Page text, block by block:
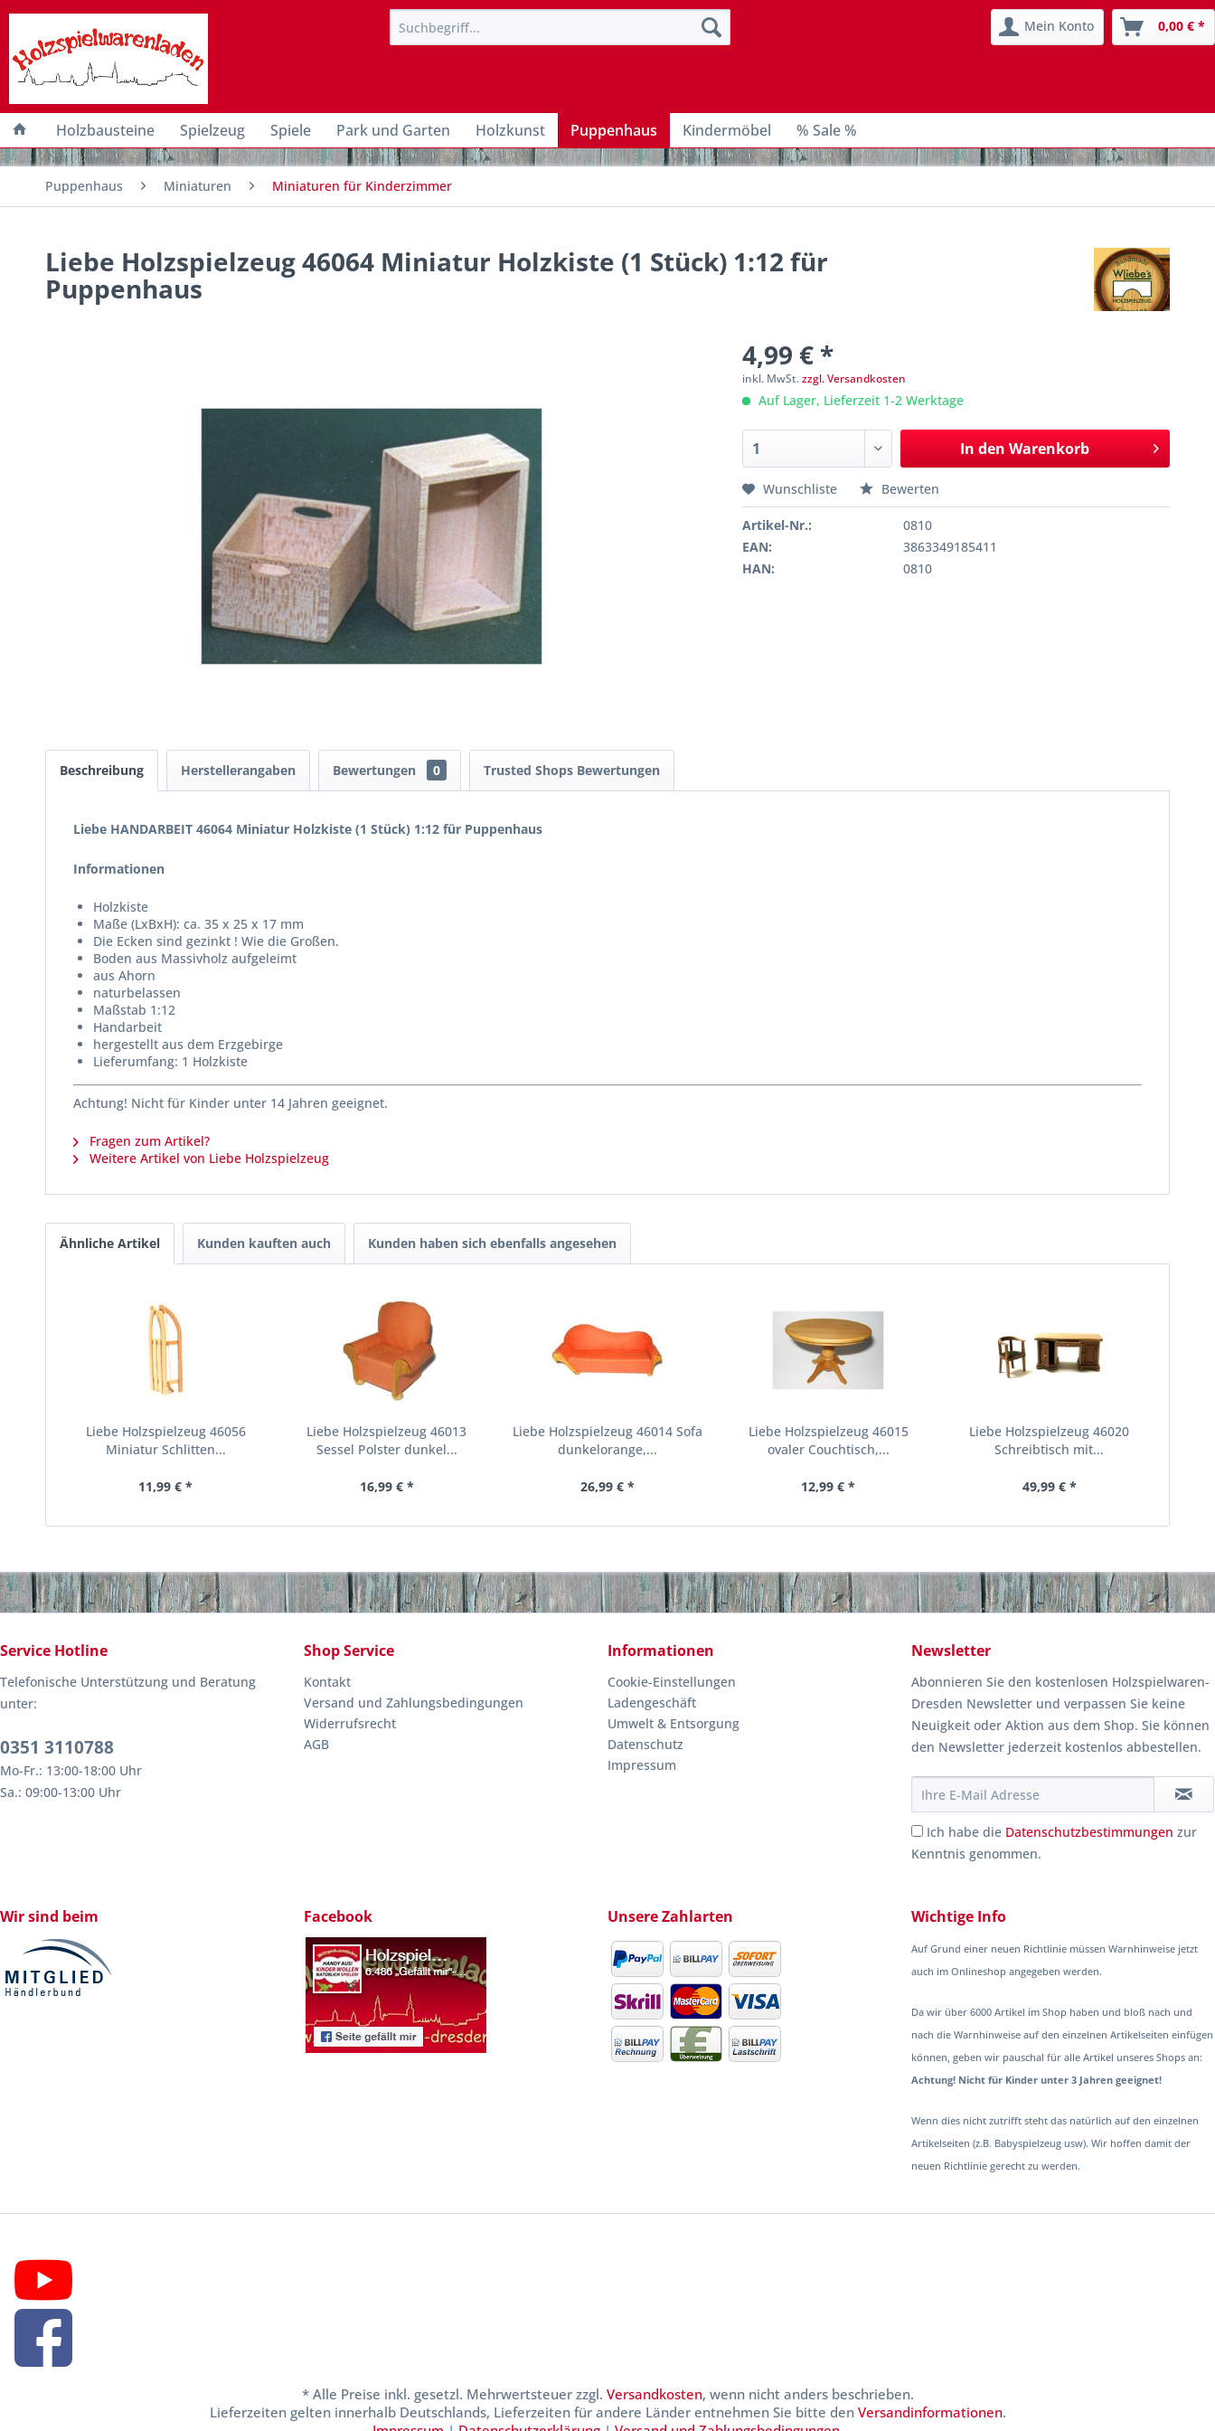
Mein Konto 0,00 € *
Holzbausteine Spielzeug Spiele Park und Garten Holzkunst Puppenhaus Kindermöbel % Sale %
Puppenhaus Miniaturen Miniaturen für Kinderzimmer
Liebe Holzspielzeug 46064 Miniatur Holzkiste (1 Stück) 1:12 für
Puppenhaus
4,99 € *
inkl. MwSt.zzgl. Versandkosten
Auf Lager, Lieferzeit 1-2 Werktage
In den Warenkorb
Wunschliste Bewerten
Artikel-Nr.:
0810
EAN:
3863349185411
HAN:
0810
Beschreibung Herstellerangaben Bewertungen 0 Trusted Shops Bewertungen
Liebe HANDARBEIT 46064 Miniatur Holzkiste (1 Stück) 1:12 für Puppenhaus
Informationen
Holzkiste
Maße (LxBxH): ca. 35 x 25 x 17 mm
Die Ecken sind gezinkt ! Wie die Großen.
Boden aus Massivholz aufgeleimt
aus Ahorn
naturbelassen
Maßstab 1:12
Handarbeit
hergestellt aus dem Erzgebirge
Lieferumfang: 1 Holzkiste
Achtung! Nicht für Kinder unter 14 Jahren geeignet.
Fragen zum Artikel?
Weitere Artikel von Liebe Holzspielzeug
Ähnliche Artikel Kunden kauften auch Kunden haben sich ebenfalls angesehen
Liebe Holzspielzeug 46056
Miniatur Schlitten...
11,99 € *
Liebe Holzspielzeug 46013
Sessel Polster dunkel...
16,99 € *
Liebe Holzspielzeug 46014 Sofa
dunkelorange,...
26,99 € *
Liebe Holzspielzeug 46015
ovaler Couchtisch,...
12,99 € *
Liebe Holzspielzeug 46020
Schreibtisch mit...
49,99 € *
Service Hotline
Telefonische Unterstützung und Beratung
unter:
0351 3110788
Mo-Fr.: 13:00-18:00 Uhr
Sa.: 09:00-13:00 Uhr
Shop Service
Kontakt
Versand und Zahlungsbedingungen
Widerrufsrecht
AGB
Informationen
Cookie-Einstellungen
Ladengeschäft
Umwelt & Entsorgung
Datenschutz
Impressum
Newsletter
Abonnieren Sie den kostenlosen Holzspielwaren-
Dresden Newsletter und verpassen Sie keine
Neuigkeit oder Aktion aus dem Shop. Sie können
den Newsletter jederzeit kostenlos abbestellen.
Ich habe die Datenschutzbestimmungen zur
Kenntnis genommen.
Wir sind beim Facebook Unsere Zahlarten Wichtige Info
Auf Grund einer neuen Richtlinie müssen Warnhinweise jetzt
auch im Onlineshop angegeben werden.
Da wir über 6000 Artikel im Shop haben und bloß nach und
nach die Warnhinweise auf den einzelnen Artikelseiten einfügen
können, geben wir pauschal für alle Artikel unseres Shops an:
Achtung! Nicht für Kinder unter 3 Jahren geeignet!
Wenn dies nicht zutrifft steht das natürlich auf den einzelnen
Artikelseiten (z.B. Babyspielzeug usw). Wir hoffen damit der
neuen Richtlinie gerecht zu werden.
* Alle Preise inkl. gesetzl. Mehrwertsteuer zzgl. Versandkosten, wenn nicht anders beschrieben.
Lieferzeiten gelten innerhalb Deutschlands, Lieferzeiten für andere Länder entnehmen Sie bitte den Versandinformationen.